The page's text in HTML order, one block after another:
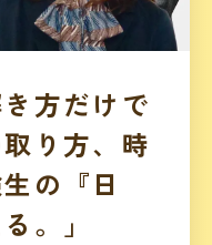
方だけで
り方、時
の『日
。」